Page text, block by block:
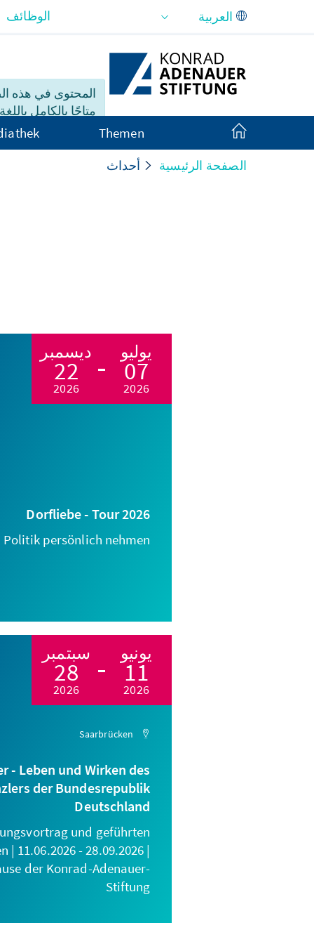
تخطي إلى المحتوى الرئيسي
المحتوى في هذه
متاحًا بالكامل
الوظائف
Themen
الصفحة الرئيسية أحداث
يوليو
07
2026
ديسمبر
22
2026
Dorfliebe - Tour 2026
Politik persönlich nehmen
يونيو
11
2026
سبتمبر
28
2026
Saarbrücken
- Leben und Wirken des
der Bundesrepublik
Deutschland
und geführten
| 11.06.2026 - 28.09.2026 |
der Konrad-Adenauer-
Stiftung